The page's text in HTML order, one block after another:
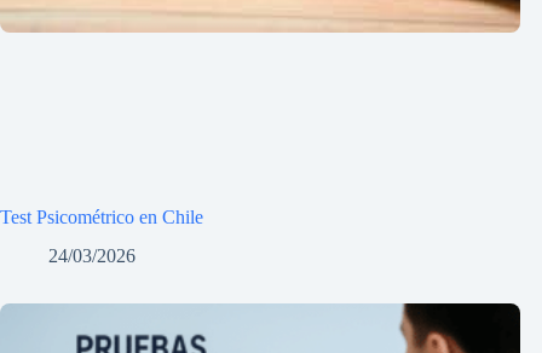
Test Psicométrico en Chile
24/03/2026